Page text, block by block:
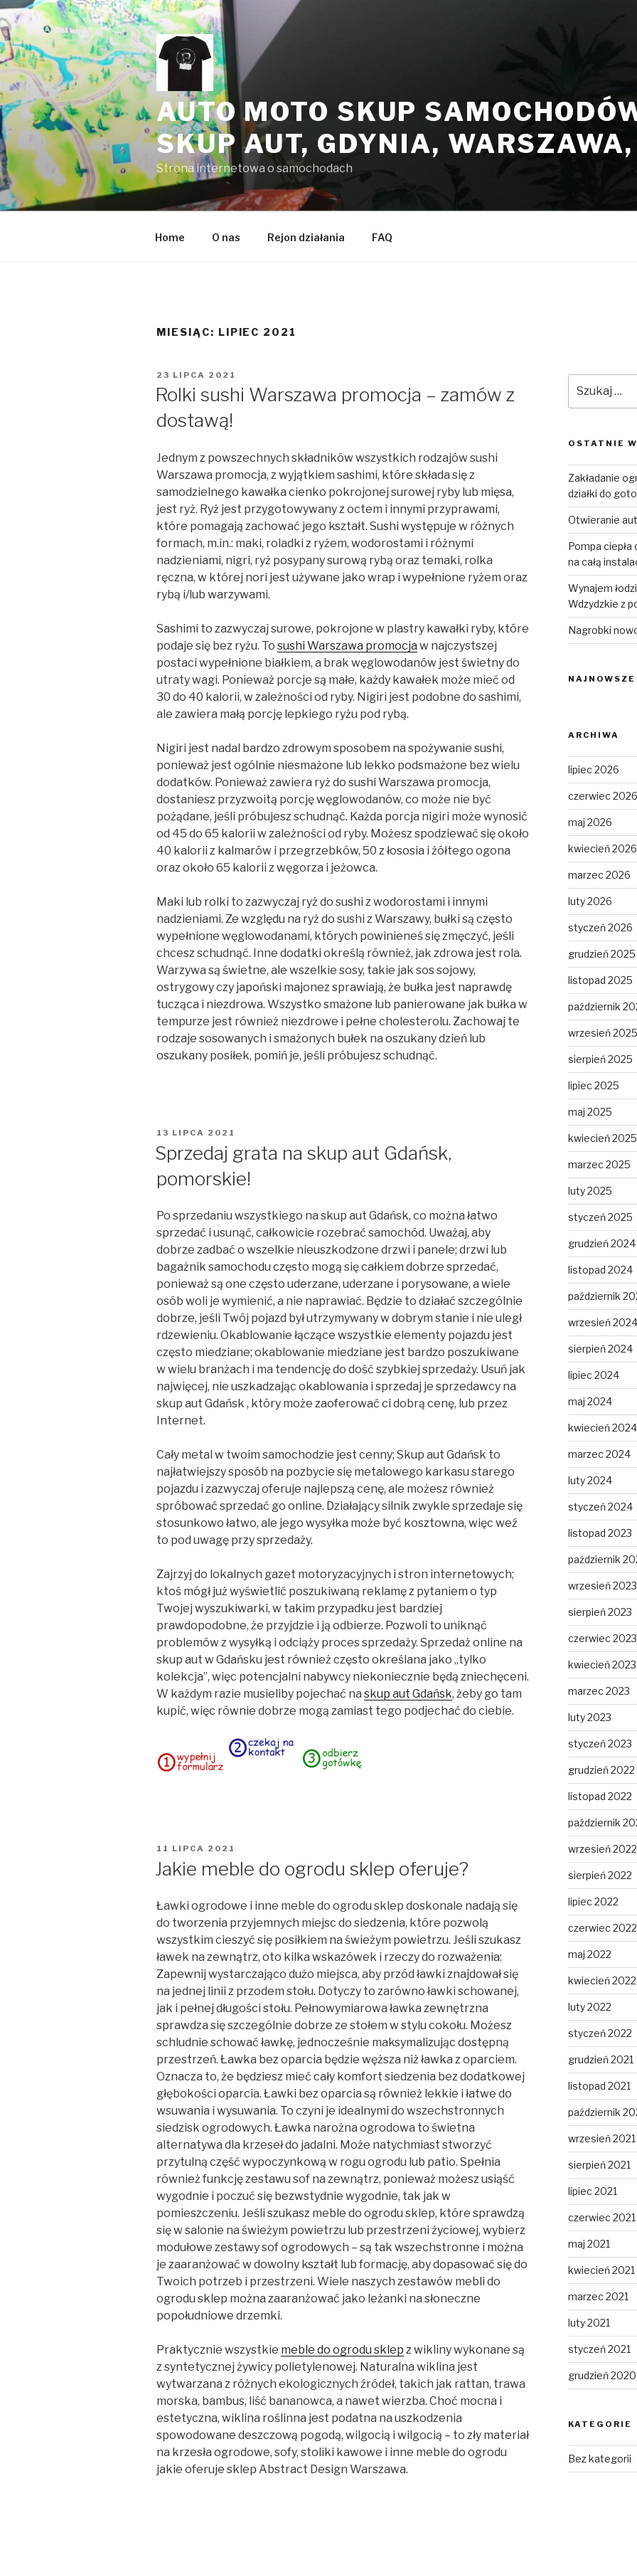
Przeskocz
do
treści
AUTO MOTO SKUP
SKUP AUT, GDYNIA,
Strona internetowa o samochodach
Home O nas Rejon działania FAQ
MIESIĄC: LIPIEC 2021
OPUBLIKOWANE
W
23 LIPCA 2021
Rolki sushi Warszawa promocja – zamów z
dostawą!
Jednym z powszechnych składników wszystkich rodzajów sushi
Warszawa promocja, z wyjątkiem sashimi, które składa się z
samodzielnego kawałka cienko pokrojonej surowej ryby lub mięsa,
jest ryż. Ryż jest przygotowywany z octem i innymi przyprawami,
które pomagają zachować jego kształt. Sushi występuje w różnych
formach, m.in.: maki, roladki z ryżem, wodorostami i różnymi
nadzieniami, nigri, ryż posypany surową rybą oraz temaki, rolka
ręczna, w której nori jest używane jako wrap i wypełnione ryżem oraz
rybą i/lub warzywami.
Sashimi to zazwyczaj surowe, pokrojone w plastry kawałki ryby, które
podaje się bez ryżu. To sushi Warszawa promocja w najczystszej
postaci wypełnione białkiem, a brak węglowodanów jest świetny do
utraty wagi. Ponieważ porcje są małe, każdy kawałek może mieć od
30 do 40 kalorii, w zależności od ryby. Nigiri jest podobne do sashimi,
ale zawiera małą porcję lepkiego ryżu pod rybą.
Nigiri jest nadal bardzo zdrowym sposobem na spożywanie sushi,
ponieważ jest ogólnie niesmażone lub lekko podsmażone bez wielu
dodatków. Ponieważ zawiera ryż do sushi Warszawa promocja,
dostaniesz przyzwoitą porcję węglowodanów, co może nie być
pożądane, jeśli próbujesz schudnąć. Każda porcja nigiri może wynosić
od 45 do 65 kalorii w zależności od ryby. Możesz spodziewać się około
40 kalorii z kalmarów i przegrzebków, 50 z łososia i żółtego ogona
oraz około 65 kalorii z węgorza i jeżowca.
Maki lub rolki to zazwyczaj ryż do sushi z wodorostami i innymi
nadzieniami. Ze względu na ryż do sushi z Warszawy, bułki są często
wypełnione węglowodanami, których powinieneś się zmęczyć, jeśli
chcesz schudnąć. Inne dodatki określą również, jak zdrowa jest rola.
Warzywa są świetne, ale wszelkie sosy, takie jak sos sojowy,
ostrygowy czy japoński majonez sprawiają, że bułka jest naprawdę
tucząca i niezdrowa. Wszystko smażone lub panierowane jak bułka w
tempurze jest również niezdrowe i pełne cholesterolu. Zachowaj te
rodzaje sosowanych i smażonych bułek na oszukany dzień lub
oszukany posiłek, pomiń je, jeśli próbujesz schudnąć.
OPUBLIKOWANE
13 LIPCA 2021
Sprzedaj grata na skup aut Gdańsk,
pomorskie!
Po sprzedaniu wszystkiego na skup aut Gdańsk, co można łatwo
sprzedać i usunąć, całkowicie rozebrać samochód. Uważaj, aby
dobrze zadbać o wszelkie nieuszkodzone drzwi i panele; drzwi lub
bagażnik samochodu często mogą się całkiem dobrze sprzedać,
ponieważ są one często uderzane, uderzane i porysowane, a wiele
osób woli je wymienić, a nie naprawiać. Będzie to działać szczególnie
dobrze, jeśli Twój pojazd był utrzymywany w dobrym stanie i nie uległ
rdzewieniu. Okablowanie łączące wszystkie elementy pojazdu jest
często miedziane; okablowanie miedziane jest bardzo poszukiwane
w wielu branżach i ma tendencję do dość szybkiej sprzedaży. Usuń jak
najwięcej, nie uszkadzając okablowania i sprzedaj je sprzedawcy na
skup aut Gdańsk , który może zaoferować ci dobrą cenę, lub przez
Internet.
Cały metal w twoim samochodzie jest cenny; Skup aut Gdańsk to
najłatwiejszy sposób na pozbycie się metalowego karkasu starego
pojazdu i zazwyczaj oferuje najlepszą cenę, ale możesz również
spróbować sprzedać go online. Działający silnik zwykle sprzedaje się
stosunkowo łatwo, ale jego wysyłka może być kosztowna, więc weź
to pod uwagę przy sprzedaży.
Zajrzyj do lokalnych gazet motoryzacyjnych i stron internetowych;
ktoś mógł już wyświetlić poszukiwaną reklamę z pytaniem o typ
Twojej wyszukiwarki, w takim przypadku jest bardziej
prawdopodobne, że przyjdzie i ją odbierze. Pozwoli to uniknąć
problemów z wysyłką i odciąży proces sprzedaży. Sprzedaż online na
skup aut w Gdańsku jest również często określana jako „tylko
kolekcja”, więc potencjalni nabywcy niekoniecznie będą zniechęceni.
W każdym razie musieliby pojechać na skup aut Gdańsk, żeby go tam
kupić, więc równie dobrze mogą zamiast tego podjechać do ciebie.
OPUBLIKOWANE
W
11 LIPCA 2021
Jakie meble do ogrodu sklep oferuje?
Ławki ogrodowe i inne meble do ogrodu sklep doskonale nadają się
do tworzenia przyjemnych miejsc do siedzenia, które pozwolą
wszystkim cieszyć się posiłkiem na świeżym powietrzu. Jeśli szukasz
ławek na zewnątrz, oto kilka wskazówek i rzeczy do rozważenia:
Zapewnij wystarczająco dużo miejsca, aby przód ławki znajdował się
na jednej linii z przodem stołu. Dotyczy to zarówno ławki schowanej,
jak i pełnej długości stołu. Pełnowymiarowa ławka zewnętrzna
sprawdza się szczególnie dobrze ze stołem w stylu cokołu. Możesz
schludnie schować ławkę, jednocześnie maksymalizując dostępną
przestrzeń. Ławka bez oparcia będzie węższa niż ławka z oparciem.
Oznacza to, że będziesz mieć cały komfort siedzenia bez dodatkowej
głębokości oparcia. Ławki bez oparcia są również lekkie i łatwe do
wsuwania i wysuwania. To czyni je idealnymi do wszechstronnych
siedzisk ogrodowych. Ławka narożna ogrodowa to świetna
alternatywa dla krzeseł do jadalni. Może natychmiast stworzyć
przytulną część wypoczynkową w rogu ogrodu lub patio. Spełnia
również funkcję zestawu sof na zewnątrz, ponieważ możesz usiąść
wygodnie i poczuć się bezwstydnie wygodnie, tak jak w
pomieszczeniu. Jeśli szukasz meble do ogrodu sklep, które sprawdzą
się w salonie na świeżym powietrzu lub przestrzeni życiowej, wybierz
modułowe zestawy sof ogrodowych – są tak wszechstronne i można
je zaaranżować w dowolny kształt lub formację, aby dopasować się do
Twoich potrzeb i przestrzeni. Wiele naszych zestawów mebli do
ogrodu sklep można zaaranżować jako leżanki na słoneczne
popołudniowe drzemki.
Praktycznie wszystkie meble do ogrodu sklep z wikliny wykonane są
z syntetycznej żywicy polietylenowej. Naturalna wiklina jest
wytwarzana z różnych ekologicznych źródeł, takich jak rattan, trawa
morska, bambus, liść bananowca, a nawet wierzba. Choć mocna i
estetyczna, wiklina roślinna jest podatna na uszkodzenia
spowodowane deszczową pogodą, wilgocią i wilgocią – to zły materiał
na krzesła ogrodowe, sofy, stoliki kawowe i inne meble do ogrodu
jakie oferuje sklep Abstract Design Warszawa.
OSTATNIE
Zakładanie
działki do
Otwieranie
Pompa ciepła
na całą
Wynajem
Wdzydzkie z
Nagrobki
ARCHIWA
lipiec 2026
czerwiec 2026
maj 2026
kwiecień 2026
marzec 2026
luty 2026
styczeń 2026
grudzień 2025
listopad 2025
październik
wrzesień 2025
sierpień 2025
lipiec 2025
maj 2025
kwiecień 2025
marzec 2025
luty 2025
styczeń 2025
grudzień 2024
listopad 2024
październik
wrzesień 2024
sierpień 2024
lipiec 2024
maj 2024
kwiecień 2024
marzec 2024
luty 2024
styczeń 2024
listopad 2023
październik
wrzesień 2023
sierpień 2023
czerwiec 2023
kwiecień 2023
marzec 2023
luty 2023
styczeń 2023
grudzień 2022
listopad 2022
październik
wrzesień 2022
sierpień 2022
lipiec 2022
czerwiec 2022
maj 2022
kwiecień 2022
luty 2022
styczeń 2022
grudzień 2021
listopad 2021
październik
wrzesień 2021
sierpień 2021
lipiec 2021
czerwiec 2021
maj 2021
kwiecień 2021
marzec 2021
luty 2021
styczeń 2021
grudzień 2020
KATEGORIE
Bez kategorii